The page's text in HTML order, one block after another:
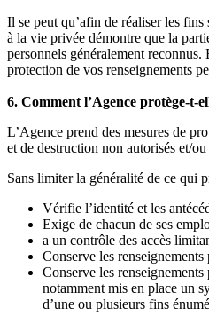
Il se peut qu’afin de réaliser les
à la vie privée démontre que la
personnels généralement
protection de vos renseignements
6. Comment l’Agence protège-t-
L’Agence prend des mesures de
et de destruction non autorisés et/
Sans limiter la généralité de ce qui
Vérifie l’identité et les
Exige de chacun de ses
a un contrôle des accès
Conserve les
Conserve les
notamment mis en place un
d’une ou plusieurs fins